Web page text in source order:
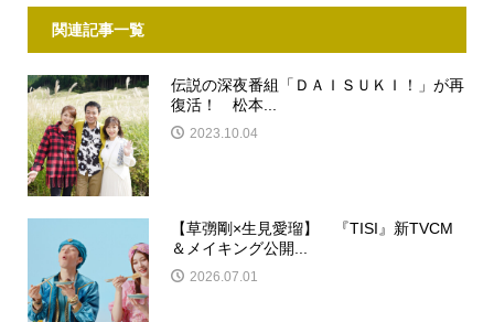
関連記事一覧
伝説の深夜番組「ＤＡＩＳＵＫＩ！」が再
復活！ 松本...
2023.10.04
【草彅剛×生見愛瑠】 『TISI』新TVCM
＆メイキング公開...
2026.07.01